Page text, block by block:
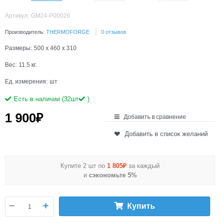
Артикул: GM24-P00026
Производитель: THERMOFORGE 0 отзывов
Размеры: 500 x 460 x 310
Вес: 11.5 кг.
Ед. измерения: шт
Есть в наличии (32шт )
1 900₽ Добавить в сравнение
Добавить в список желаний
Купите 2 шт по 1 805₽ за каждый
исэкономьте 5%
Купить